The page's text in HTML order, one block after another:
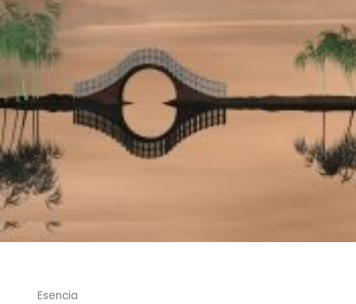
Esencia